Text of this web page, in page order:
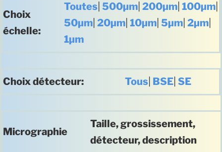
Choix
échelle:
Toutes 500µm 200µm 100µm
50µm 20µm 10µm 5µm 2µm
1µm
Choix détecteur: Tous BSE SE
Micrographie
Taille, grossissement,
détecteur, description